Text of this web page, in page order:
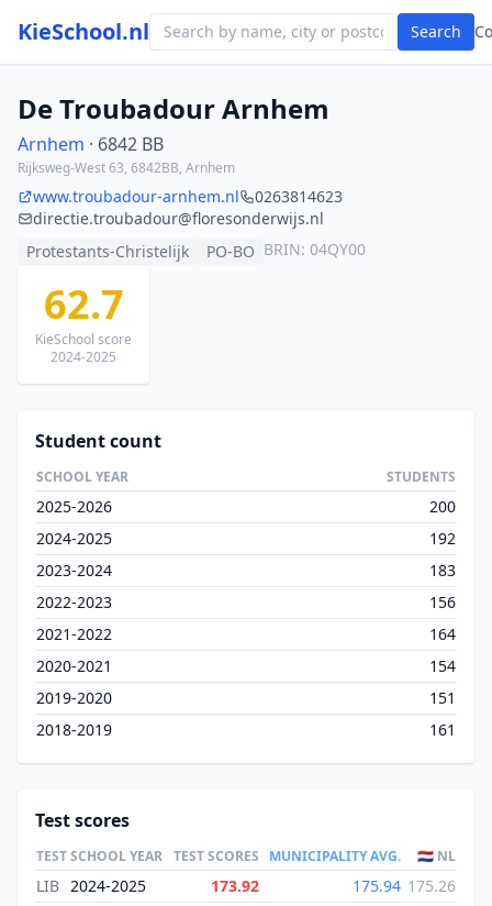
KieSchool.nl Search
De Troubadour Arnhem
Arnhem · 6842 BB
Rijksweg-West 63, 6842BB, Arnhem
www.troubadour-arnhem.nl
0263814623
directie.troubadour@floresonderwijs.nl
Protestants-Christelijk
PO-BO BRIN: 04QY00
62.7
KieSchool score
2024-2025
Student count
SCHOOL YEAR STUDENTS
2025-2026
200
2024-2025
192
2023-2024
183
2022-2023
156
2021-2022
164
2020-2021
154
2019-2020
151
2018-2019
161
Test scores
TESTSCHOOL YEAR TEST SCORES MUNICIPALITY AVG. 🇳🇱 NL
LIB 2024-2025 173.92 175.94 175.26